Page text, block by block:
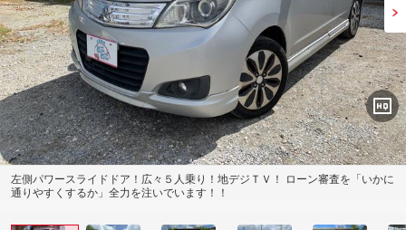
左側パワースライドドア！広々５人乗り！地デジＴＶ！ ローン審査を「いかに
通りやすくするか」全力を注いでいます！！